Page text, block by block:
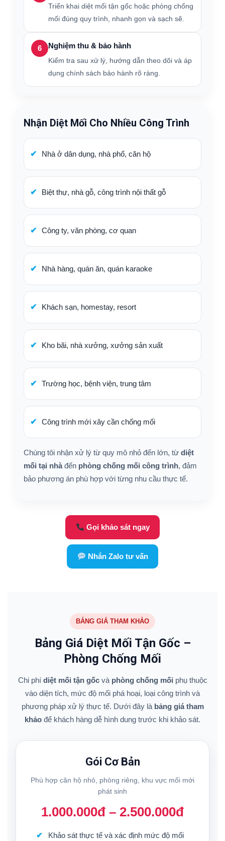
Triển khai diệt mối tận gốc hoặc phòng chống
mối đúng quy trình, nhanh gọn và sạch sẽ.
6 Nghiệm thu & bảo hành
Kiểm tra sau xử lý, hướng dẫn theo dõi và áp
dụng chính sách bảo hành rõ ràng.
Nhận Diệt Mối Cho Nhiều Công Trình
Nhà ở dân dụng, nhà phố, căn hộ
Biệt thự, nhà gỗ, công trình nội thất gỗ
Công ty, văn phòng, cơ quan
Nhà hàng, quán ăn, quán karaoke
Khách sạn, homestay, resort
Kho bãi, nhà xưởng, xưởng sản xuất
Trường học, bệnh viện, trung tâm
Công trình mới xây cần chống mối
Chúng tôi nhận xử lý từ quy mô nhỏ đến lớn, từ diệt
mối tại nhà đến phòng chống mối công trình, đảm
bảo phương án phù hợp với từng nhu cầu thực tế.
Gọi khảo sát ngay
Nhắn Zalo tư vấn
BẢNG GIÁ THAM KHẢO
Bảng Giá Diệt Mối Tận Gốc –
Phòng Chống Mối
Chi phí diệt mối tận gốcvà phòng chống mối phụ thuộc
vào diện tích, mức độ mối phá hoại, loại công trình và
phương pháp xử lý thực tế. Dưới đây là bảng giá tham
khảo để khách hàng dễ hình dung trước khi khảo sát.
Gói Cơ Bản
Phù hợp căn hộ nhỏ, phòng riêng, khu vực mối mới
phát sinh
1.000.000đ – 2.500.000đ
Khảo sát thực tế và xác định mức độ mối